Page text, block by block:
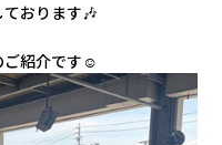
おります🎶
ご紹介です☺️